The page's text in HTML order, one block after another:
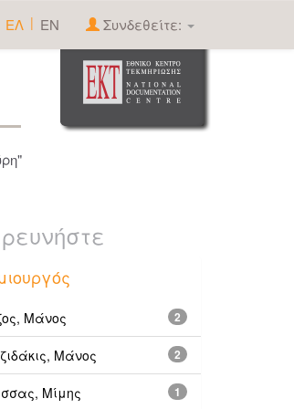
ΕΛ | EN Συνδεθείτε:
2
Μάνος
2
Μάνος
1
Μίμης